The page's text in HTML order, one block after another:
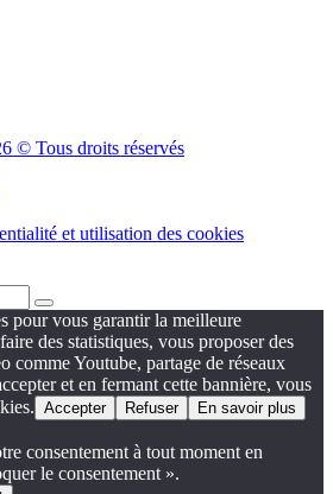
© Tous droits réservés
et utilisation des cookies
pour vous garantir la meilleure
des statistiques, vous proposer des
comme Youtube, partage de réseaux
et en fermant cette bannière, vous
Accepter Refuser En savoir plus
consentement à tout moment en
le consentement ».